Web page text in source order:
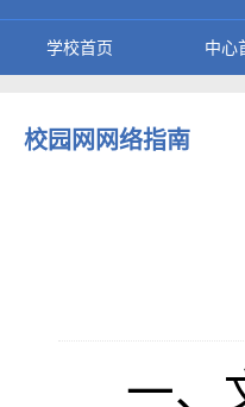
学校首页 中心
校园网网络指南
一、